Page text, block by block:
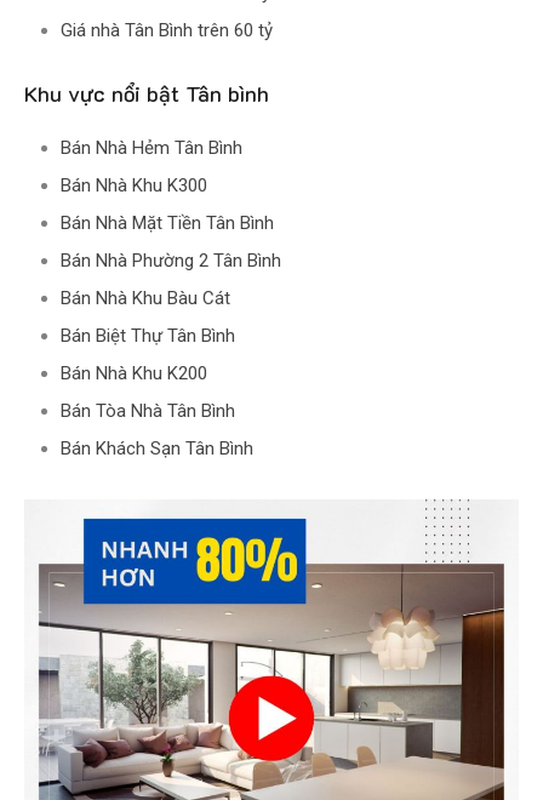
Giá nhà Tân Bình trên 60 tỷ
Khu vực nổi bật Tân bình
Bán Nhà Hẻm Tân Bình
Bán Nhà Khu K300
Bán Nhà Mặt Tiền Tân Bình
Bán Nhà Phường 2 Tân Bình
Bán Nhà Khu Bàu Cát
Bán Biệt Thự Tân Bình
Bán Nhà Khu K200
Bán Tòa Nhà Tân Bình
Bán Khách Sạn Tân Bình